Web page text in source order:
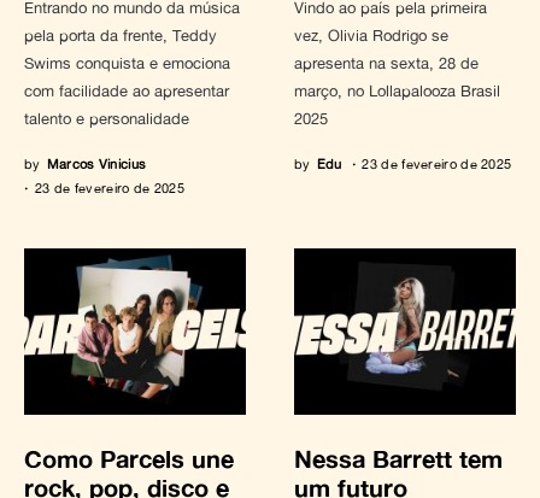
Entrando no mundo da música
pela porta da frente, Teddy
Swims conquista e emociona
com facilidade ao apresentar
talento e personalidade
by Marcos Vinicius
23 de fevereiro de 2025
Vindo ao país pela primeira
vez, Olivia Rodrigo se
apresenta na sexta, 28 de
março, no Lollapalooza Brasil
2025
by Edu 23 de fevereiro de 2025
Como Parcels une
rock, pop, disco e
Nessa Barrett tem
um futuro